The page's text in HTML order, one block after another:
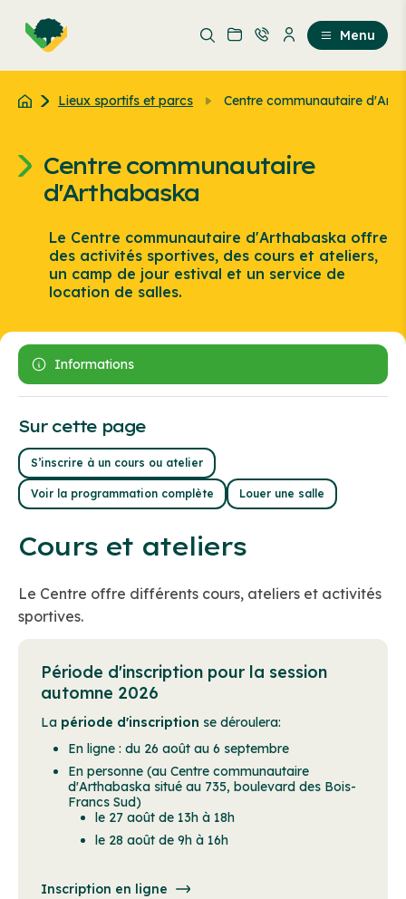
contenu
au
contenu
Menu
Lieux sportifs et parcs Centre communautaire
Centre communautaire
d'Arthabaska
Le Centre communautaire d'Arthabaska offre
des activités sportives, des cours et ateliers,
un camp de jour estival et un service de
location de salles.
Informations
Sur cette page
S’inscrire à un cours ou atelier
Voir la programmation complète Louer une salle
Cours et ateliers
Le Centre offre différents cours, ateliers et activités
sportives.
Période d'inscription pour la session
automne 2026
La période d'inscription se déroulera:
En ligne : du 26 août au 6 septembre
En personne (au Centre communautaire
d'Arthabaska situé au 735, boulevard des Bois-
Francs Sud)
le 27 août de 13h à 18h
le 28 août de 9h à 16h
Inscription en ligne